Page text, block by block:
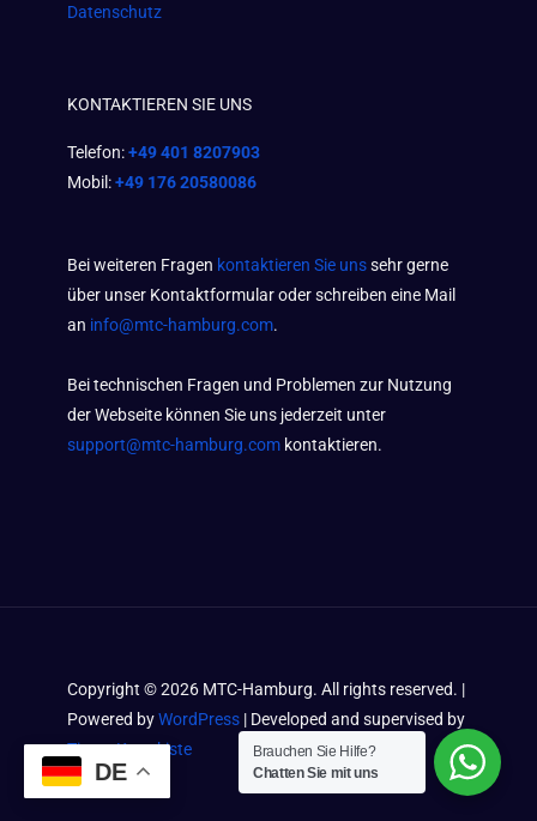
Datenschutz
KONTAKTIEREN SIE UNS
Telefon:+49 401 8207903
Mobil:+49 176 20580086
Bei weiteren Fragen kontaktieren Sie unssehr gerne
über unser Kontaktformular oder schreiben eine Mail
an info@mtc-hamburg.com.
Bei technischen Fragen und Problemen zur Nutzung
der Webseite können Sie uns jederzeit unter
support@mtc-hamburg.com kontaktieren.
Copyright ©2026 MTC-Hamburg. All rights reserved. |
Powered byWordPress | Developed and supervised by
Timos Kramkiste
DE
Brauchen Sie Hilfe?
Chatten Sie mit uns